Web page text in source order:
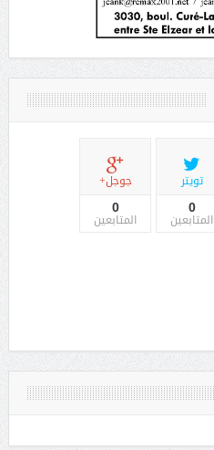
تويتر
0
المتابعين
جوجل+
0
المتابعين